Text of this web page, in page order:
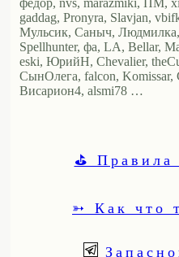
федор, nvs, marazmiki, ПМ,
gaddag, Pronyra, Slavjan,
Мульсик, Саныч,
Spellhunter, фа, LA, Bellar,
eski, ЮрийН, Chevalier,
СынОлега, falcon, Komissar,
Висариoн4, alsmi78 …
⛳
➳ Как что